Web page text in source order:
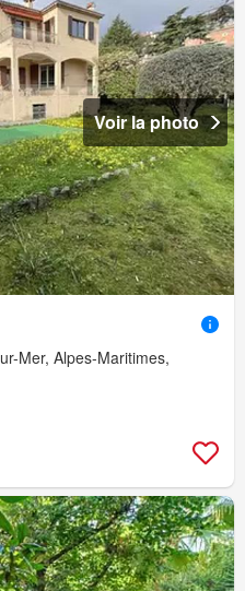
Voir la photo
Mer, Alpes-Maritimes,